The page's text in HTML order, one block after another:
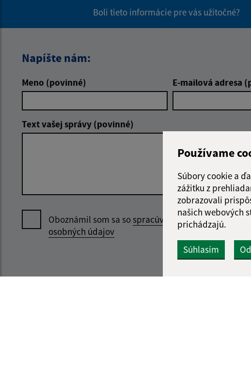
Používame
Súbory cookie a
zážitku z
zobrazovali
našich webových
prichádzajú.
Súhlasím
Boli tieto informácie pre vás užitočné?
Napíšte nám:
Meno (povinné) E-mailová adresa
Text vašej správy (povinné)
Oboznámil som sa sospracúvaním
osobných údajov
Google